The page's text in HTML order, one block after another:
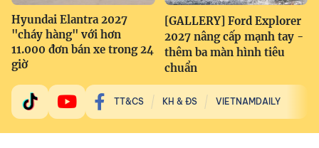
Hyundai Elantra 2027
"cháy hàng" với hơn
11.000 đơn bán xe trong 24
giờ
[GALLERY] Ford Explorer
2027 nâng cấp mạnh tay -
thêm ba màn hình tiêu
chuẩn
TT&CS KH & ĐS VIETNAMDAILY